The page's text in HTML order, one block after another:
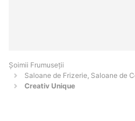
Șoimii Frumuseții
Saloane de Frizerie, Saloane de
Creativ Unique